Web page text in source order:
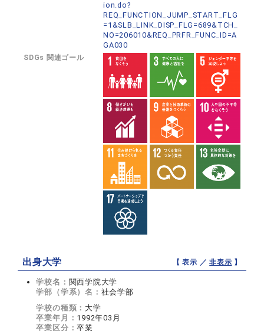
ion.do?
REQ_FUNCTION_JUMP_START_FLG
=1&SLB_LINK_DISP_FLG=689&TCH_
NO=206010&REQ_PRFR_FUNC_ID=A
GA030
SDGs 関連ゴール
出身大学 【 表示 ／非表示 】
学校名： 関西学院大学
学部（学系）名： 社会学部
学校の種類： 大学
卒業年月： 1992年03月
卒業区分：卒業